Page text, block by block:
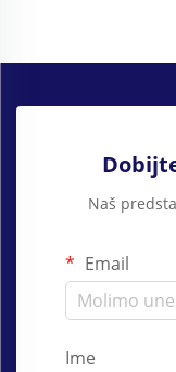
Naš
Email
Ime